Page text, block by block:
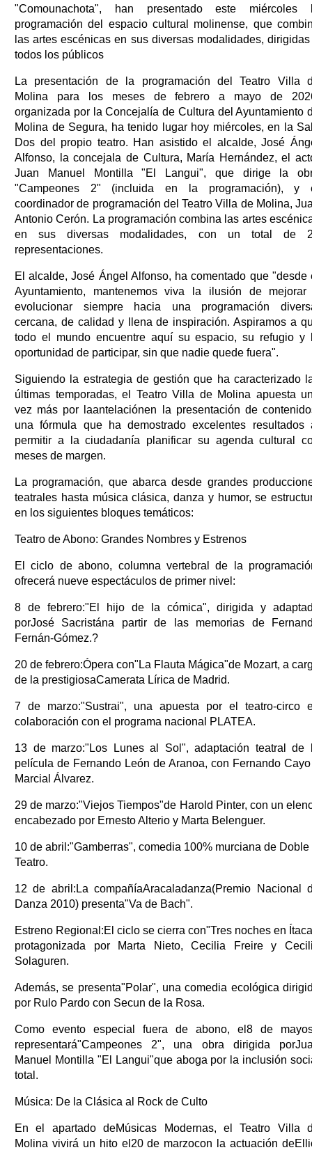
"Comounachota", han presentado este miércoles
programación del espacio cultural molinense, que
las artes escénicas en sus diversas modalidades,
todos los públicos
La presentación de la programación del Teatro Villa
Molina para los meses de febrero a mayo de
organizada por la Concejalía de Cultura del Ayuntamiento
Molina de Segura, ha tenido lugar hoy miércoles, en la
Dos del propio teatro. Han asistido el alcalde, José
Alfonso, la concejala de Cultura, María Hernández, el
Juan Manuel Montilla "El Langui", que dirige la
"Campeones 2" (incluida en la programación), y
coordinador de programación del Teatro Villa de Molina,
Antonio Cerón. La programación combina las artes
en sus diversas modalidades, con un total de
representaciones.
El alcalde, José Ángel Alfonso, ha comentado que "desde
Ayuntamiento, mantenemos viva la ilusión de mejorar
evolucionar siempre hacia una programación
cercana, de calidad y llena de inspiración. Aspiramos a
todo el mundo encuentre aquí su espacio, su refugio y
oportunidad de participar, sin que nadie quede fuera".
Siguiendo la estrategia de gestión que ha caracterizado
últimas temporadas, el Teatro Villa de Molina apuesta
vez más por laantelaciónen la presentación de
una fórmula que ha demostrado excelentes resultados
permitir a la ciudadanía planificar su agenda cultural
meses de margen.
La programación, que abarca desde grandes
teatrales hasta música clásica, danza y humor, se
en los siguientes bloques temáticos:
Teatro de Abono: Grandes Nombres y Estrenos
El ciclo de abono, columna vertebral de la
ofrecerá nueve espectáculos de primer nivel:
8 de febrero:"El hijo de la cómica", dirigida y
porJosé Sacristána partir de las memorias de
Fernán-Gómez.?
20 de febrero:Ópera con"La Flauta Mágica"de Mozart, a
de la prestigiosaCamerata Lírica de Madrid.
7 de marzo:"Sustrai", una apuesta por el teatro-circo
colaboración con el programa nacional PLATEA.
13 de marzo:"Los Lunes al Sol", adaptación teatral de
película de Fernando León de Aranoa, con Fernando
Marcial Álvarez.
29 de marzo:"Viejos Tiempos"de Harold Pinter, con un
encabezado por Ernesto Alterio y Marta Belenguer.
10 de abril:"Gamberras", comedia 100% murciana de Doble
Teatro.
12 de abril:La compañíaAracaladanza(Premio Nacional
Danza 2010) presenta"Va de Bach".
Estreno Regional:El ciclo se cierra con"Tres noches en
protagonizada por Marta Nieto, Cecilia Freire y
Solaguren.
Además, se presenta"Polar", una comedia ecológica
por Rulo Pardo con Secun de la Rosa.
Como evento especial fuera de abono, el8 de
representará"Campeones 2", una obra dirigida
Manuel Montilla "El Langui"que aboga por la inclusión
total.
Música: De la Clásica al Rock de Culto
En el apartado deMúsicas Modernas, el Teatro Villa
Molina vivirá un hito el20 de marzocon la actuación